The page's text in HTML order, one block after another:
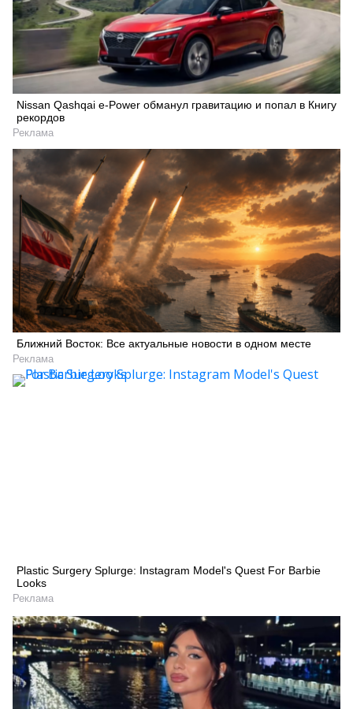
Nissan Qashqai e-Power обманул гравитацию и попал в Книгу
рекордов
Реклама
Ближний Восток: Все актуальные новости в одном месте
Реклама
Plastic Surgery Splurge: Instagram Model's Quest For Barbie
Looks
Реклама